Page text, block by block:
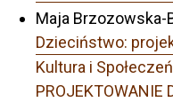
Maja Brzozowska-
Dzieciństwo:
Kultura i
PROJEKTOWANIE